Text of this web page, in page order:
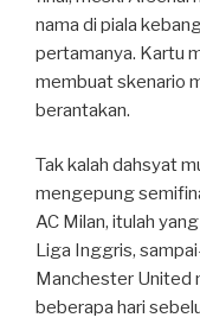
nama di piala
pertamanya. Kartu
membuat skenario
berantakan.
Tak kalah dahsyat
mengepung
AC Milan, itulah
Liga Inggris,
Manchester United
beberapa hari